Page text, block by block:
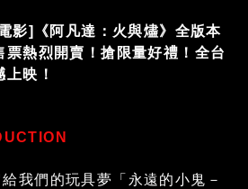
影]《阿凡達：火與燼》全版本
票熱烈開賣！搶限量好禮！全台
上映！
我們的玩具夢「永遠的小鬼－